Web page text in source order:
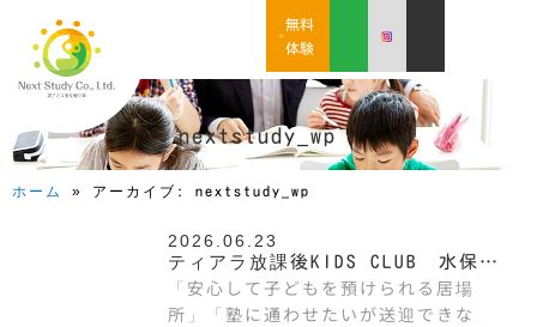
無料
体験
nextstudy_wp
ホーム » アーカイブ: nextstudy_wp
2026.06.23
ティアラ放課後KIDS CLUB 水保放
課後KIDS CLUB 夏休み受付〆切間
近！
「安心して子どもを預けられる居場
所」「塾に通わせたいが送迎できな